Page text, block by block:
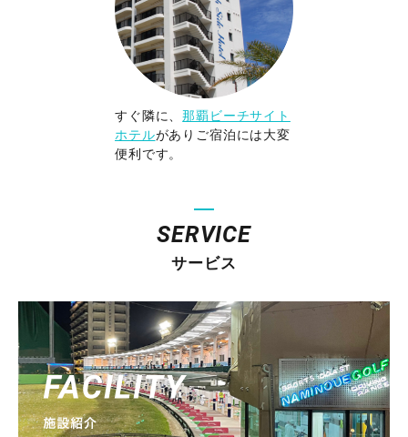
すぐ隣に、那覇ビーチサイト
ホテルがありご宿泊には大変
便利です。
SERVICE
サービス